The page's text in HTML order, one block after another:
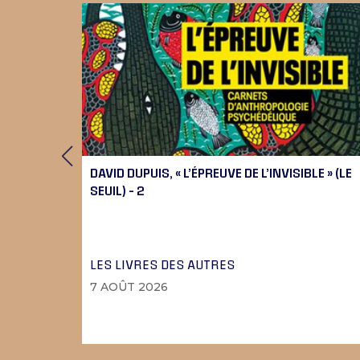
DAVID DUPUIS, « L’ÉPREUVE DE L’INVISIBLE » (LE
SEUIL) – 2
LES LIVRES DES AUTRES
7 AOÛT 2026